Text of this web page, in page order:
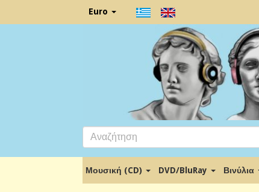
Euro
Μουσική (CD) DVD/BluRay Βινύλια